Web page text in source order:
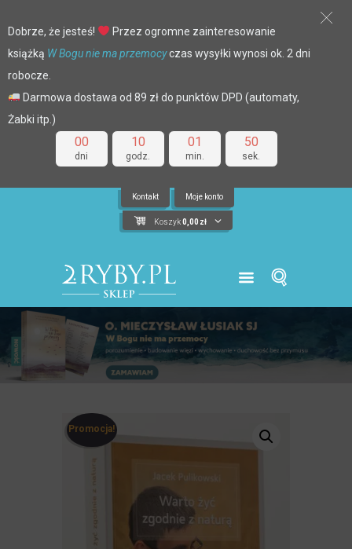
00
dni
10
godz.
01
min.
49
sek.
Dobrze, że jesteś!
Przez ogromne zainteresowanie
książką W Bogu nie ma przemocyczas wysyłki wynosi ok. 2 dni
robocze.
Darmowa dostawa od 89 zł do punktów DPD (automaty,
Żabki itp.)
Kontakt Moje konto
Koszyk 0,00 zł
Promocja!